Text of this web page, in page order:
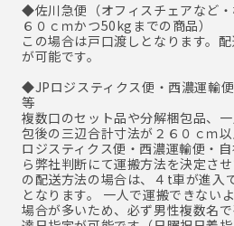
◆佐川急便 （オフィスチェアなど
６０ｃｍかつ50kgまでの商品）
この場合は戸口渡しとなります。
が可能です。
◆JPロジスティクス便・西濃運輸
等
複数口のセット品や分解梱包品、
包後の三辺合計寸法が２６０ｃｍ
ロジスティクス便・西濃運輸便・
ら弊社判断にて運搬方法を決定さ
の配送方法の場合は、４t車が進入
となります。 一人で運搬できない
場合が多いため、必ず男性複数名